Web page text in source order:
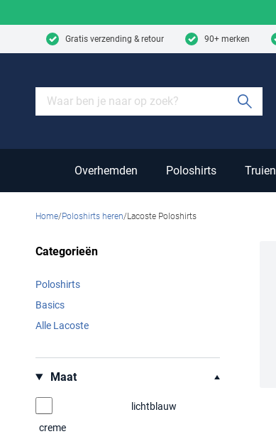
Gratis verzending & retour 90+ merken
Overhemden Poloshirts Truien
Home Poloshirts heren Lacoste Poloshirts
Categorieën
Poloshirts
Basics
Alle Lacoste
Maat
creme
lichtblauw